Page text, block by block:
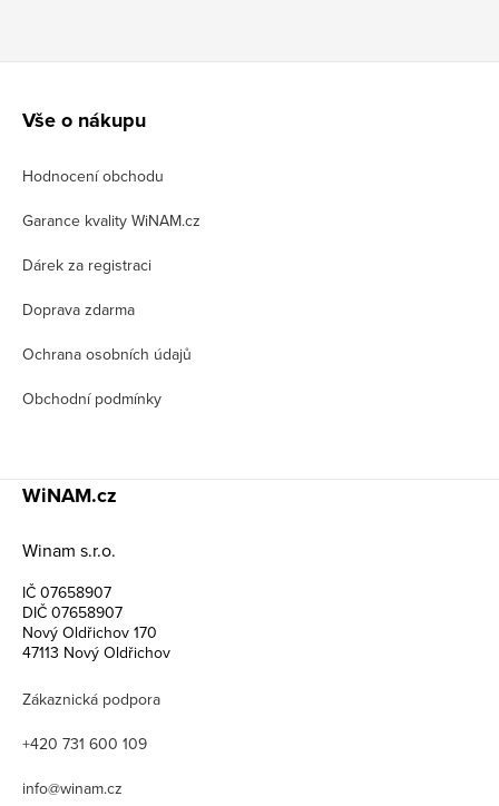
Vše o nákupu
Hodnocení obchodu
Garance kvality WiNAM.cz
Dárek za registraci
Doprava zdarma
Ochrana osobních údajů
Obchodní podmínky
WiNAM.cz
Winam s.r.o.
IČ 07658907
DIČ 07658907
Nový Oldřichov 170
47113 Nový Oldřichov
Zákaznická podpora
+420 731 600 109
info@winam.cz